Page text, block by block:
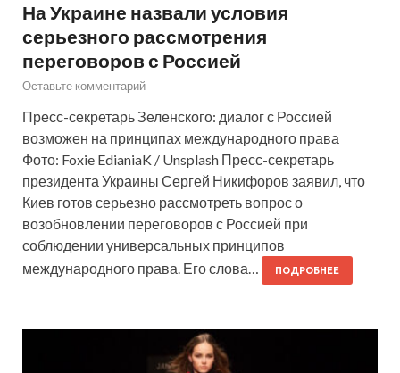
На Украине назвали условия
серьезного рассмотрения
переговоров с Россией
Оставьте комментарий
Пресс-секретарь Зеленского: диалог с Россией
возможен на принципах международного права
Фото: Foxie EdianiaK / Unsplash Пресс-секретарь
президента Украины Сергей Никифоров заявил, что
Киев готов серьезно рассмотреть вопрос о
возобновлении переговоров с Россией при
соблюдении универсальных принципов
международного права. Его слова…
ПОДРОБНЕЕ